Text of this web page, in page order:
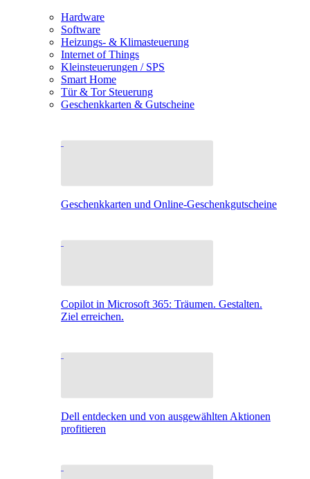
Hardware
Software
Heizungs- & Klimasteuerung
Internet of Things
Kleinsteuerungen / SPS
Smart Home
Tür & Tor Steuerung
Geschenkkarten & Gutscheine
Geschenkkarten und Online-Geschenkgutscheine
Copilot in Microsoft 365: Träumen. Gestalten.
Ziel erreichen.
Dell entdecken und von ausgewählten Aktionen
profitieren